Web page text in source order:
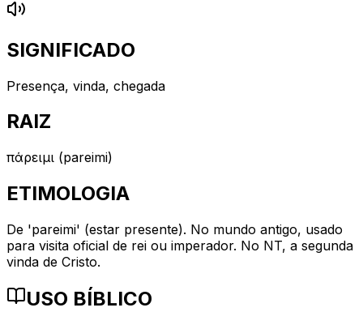
SIGNIFICADO
Presença, vinda, chegada
RAIZ
πάρειμι (pareimi)
ETIMOLOGIA
De 'pareimi' (estar presente). No mundo antigo, usado
para visita oficial de rei ou imperador. No NT, a segunda
vinda de Cristo.
USO BÍBLICO